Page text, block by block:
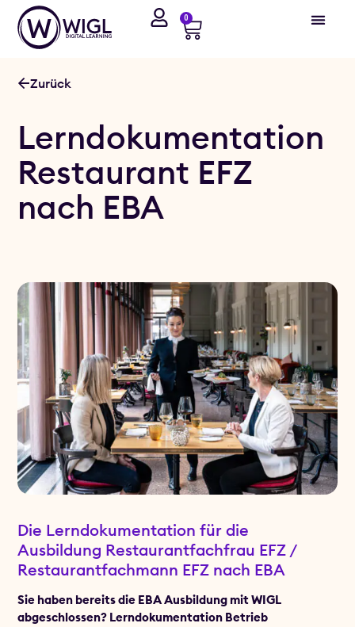
0
Zurück
Lerndokumentation
Restaurant EFZ
nach EBA
Die Lerndokumentation für die
Ausbildung Restaurantfachfrau EFZ /
Restaurantfachmann EFZ nach EBA
Sie haben bereits die EBA Ausbildung mit WIGL
abgeschlossen? Lerndokumentation Betrieb